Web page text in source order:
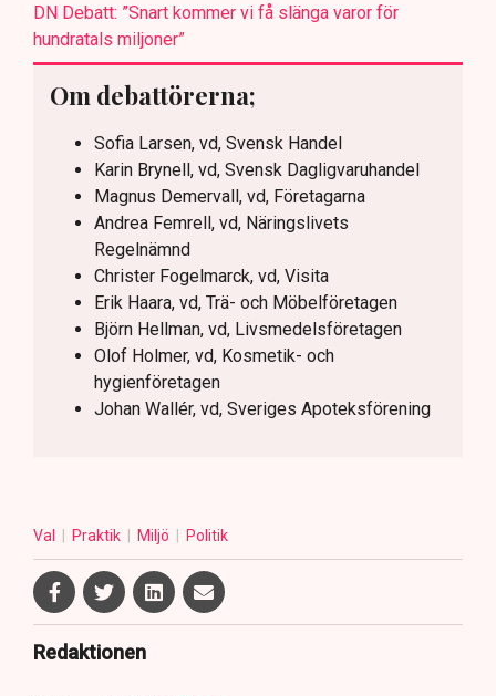
DN Debatt: ”Snart kommer vi få slänga varor för
hundratals miljoner”
Om debattörerna;
Sofia Larsen, vd, Svensk Handel
Karin Brynell, vd, Svensk Dagligvaruhandel
Magnus Demervall, vd, Företagarna
Andrea Femrell, vd, Näringslivets
Regelnämnd
Christer Fogelmarck, vd, Visita
Erik Haara, vd, Trä- och Möbelföretagen
Björn Hellman, vd, Livsmedelsföretagen
Olof Holmer, vd, Kosmetik- och
hygienföretagen
Johan Wallér, vd, Sveriges Apoteksförening
Val Praktik Miljö Politik
Redaktionen